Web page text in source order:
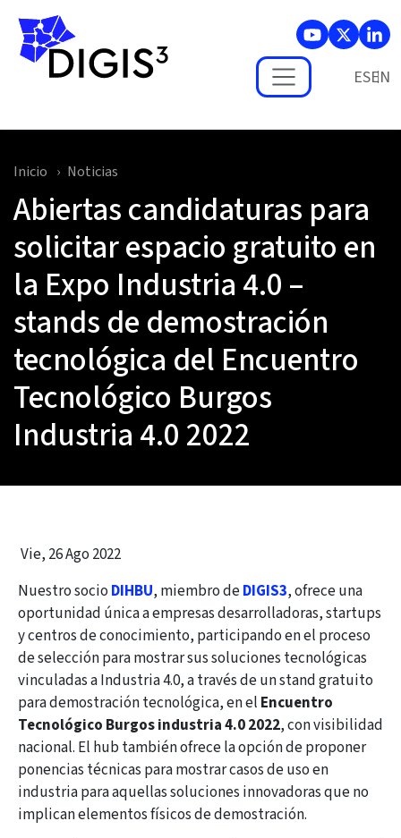
Skip to main content
ES
Inicio Noticias
Abiertas candidaturas para
solicitar espacio gratuito en
la Expo Industria 4.0 –
stands de demostración
tecnológica del Encuentro
Tecnológico Burgos
Industria 4.0 2022
Vie, 26 Ago 2022
Nuestro socio DIHBU, miembro deDIGIS3, ofrece una
oportunidad única a empresas desarrolladoras, startups
y centros de conocimiento, participando en el proceso
de selección para mostrar sus soluciones tecnológicas
vinculadas a Industria 4.0, a través de un stand gratuito
para demostración tecnológica, en el Encuentro
Tecnológico Burgos industria 4.0 2022, con visibilidad
nacional. El hub también ofrece la opción de proponer
ponencias técnicas para mostrar casos de uso en
industria para aquellas soluciones innovadoras que no
implican elementos físicos de demostración.